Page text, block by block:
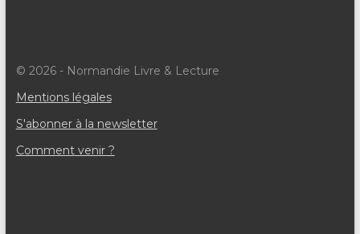
© 2026 - Normandie Livre & Lecture
Mentions légales
S'abonner à la newsletter
Comment venir ?